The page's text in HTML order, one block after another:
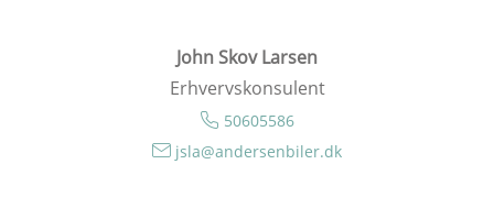
John Skov Larsen
Erhvervskonsulent
50605586
jsla@andersenbiler.dk